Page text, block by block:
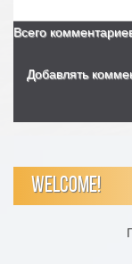
Всего
Добавлять
WELCOME!